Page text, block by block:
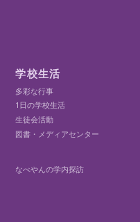
学校生活
多彩な行事
1日の学校生活
生徒会活動
図書・メディアセンター
なべやんの学内探訪